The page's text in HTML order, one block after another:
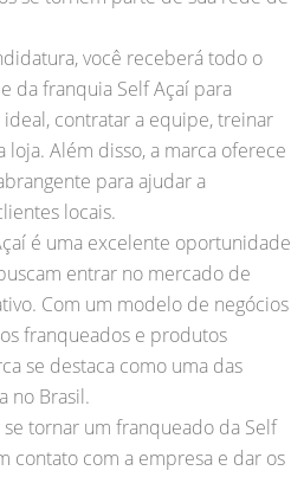
você receberá todo o
da franquia Self Açaí para
contratar a equipe, treinar
loja. Além disso, a marca oferece
para ajudar a
locais.
é uma excelente oportunidade
entrar no mercado de
Com um modelo de negócios
franqueados e produtos
se destaca como uma das
no Brasil.
tornar um franqueado da Self
contato com a empresa e dar os